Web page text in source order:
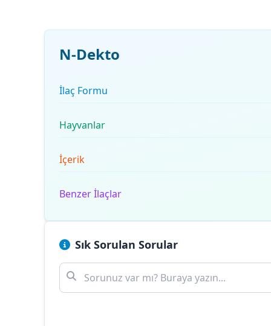
N-Dekto
İlaç Formu
Hayvanlar
İçerik
Benzer İlaçlar
Sık Sorulan Sorular